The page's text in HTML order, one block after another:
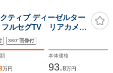
ティブ ディーゼルター
ルセグTV リアカメ
ブレーキサポート ク
プアシスト ブライン
ブLEDヘッドライト
360°画像付
万円
本体価格
93.8万円